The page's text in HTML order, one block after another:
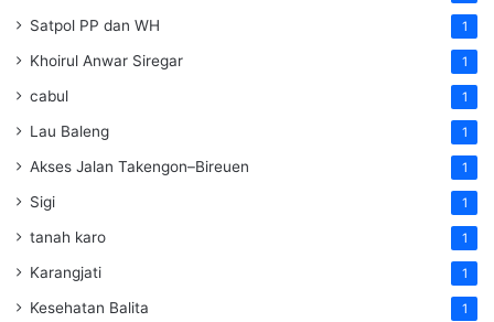
Satpol PP dan WH 1
Khoirul Anwar Siregar 1
cabul 1
Lau Baleng 1
Akses Jalan Takengon–Bireuen 1
Sigi 1
tanah karo 1
Karangjati 1
Kesehatan Balita 1